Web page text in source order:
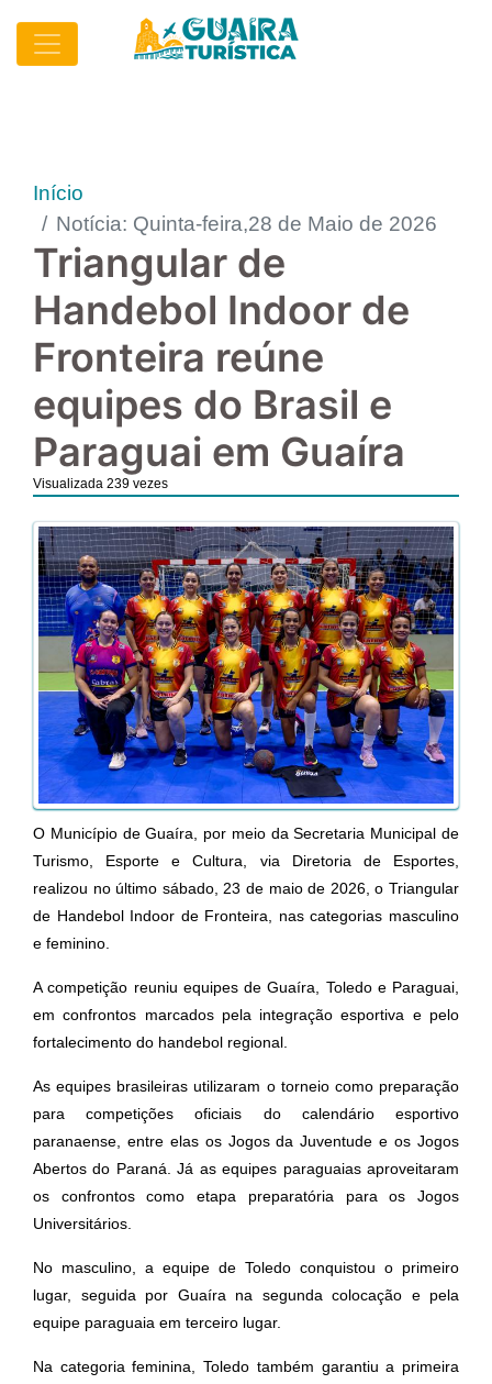
Início
Notícia: Quinta-feira,28 de Maio de 2026
Triangular de
Handebol Indoor de
Fronteira reúne
equipes do Brasil e
Paraguai em Guaíra
Visualizada 239 vezes
O Município de Guaíra, por meio da Secretaria Municipal de
Turismo, Esporte e Cultura, via Diretoria de Esportes,
realizou no último sábado, 23 de maio de 2026, o Triangular
de Handebol Indoor de Fronteira, nas categorias masculino
e feminino.
A competição reuniu equipes de Guaíra, Toledo e Paraguai,
em confrontos marcados pela integração esportiva e pelo
fortalecimento do handebol regional.
As equipes brasileiras utilizaram o torneio como preparação
para competições oficiais do calendário esportivo
paranaense, entre elas os Jogos da Juventude e os Jogos
Abertos do Paraná. Já as equipes paraguaias aproveitaram
os confrontos como etapa preparatória para os Jogos
Universitários.
No masculino, a equipe de Toledo conquistou o primeiro
lugar, seguida por Guaíra na segunda colocação e pela
equipe paraguaia em terceiro lugar.
Na categoria feminina, Toledo também garantiu a primeira